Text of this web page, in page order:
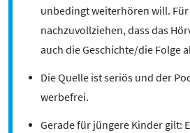
unbedingt weiterhören will.
nachzuvollziehen, dass das
auch die Geschichte/die Folge
Die Quelle ist seriös und der
werbefrei.
Gerade für jüngere Kinder gilt: